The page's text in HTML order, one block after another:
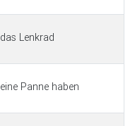
das Lenkrad
eine Panne haben